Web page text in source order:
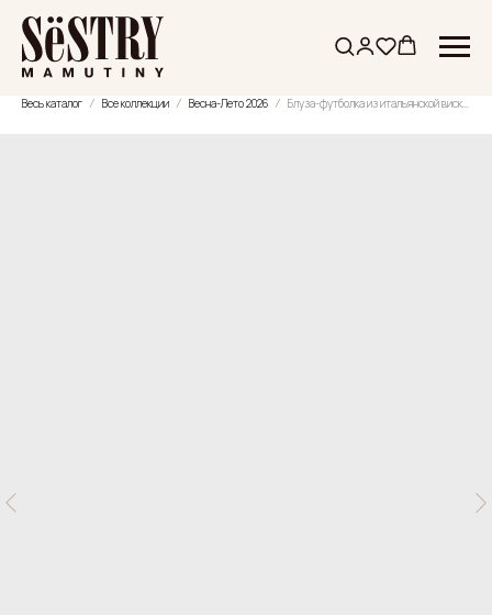
Весь каталог Все коллекции Весна-Лето 2026